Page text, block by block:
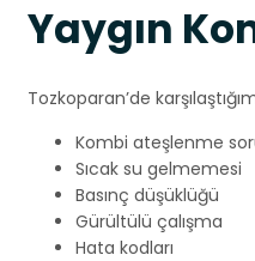
Yaygın
Tozkoparan’de
Kombi ateşlenme
Sıcak su gelmemesi
Basınç düşüklüğü
Gürültülü çalışma
Hata kodları